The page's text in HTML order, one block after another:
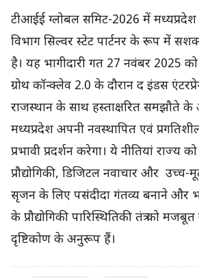
टीआईई ग्लोबल समिट-2026 में मध्यप्रदेश
विभाग सिल्वर स्टेट पार्टनर के रूप में
है। यह भागीदारी गत 27 नवंबर 2025
ग्रोथ कॉन्क्लेव 2.0 के दौरान द इंडस
राजस्थान के साथ हस्ताक्षरित समझौते
मध्यप्रदेश अपनी नवस्थापित एवं
प्रभावी प्रदर्शन करेगा। ये नीतियां राज्य
प्रौद्योगिकी, डिजिटल नवाचार और उच्च-
सृजन के लिए पसंदीदा गंतव्य बनाने और
के प्रौद्योगिकी पारिस्थितिकी तंत्र को
दृष्टिकोण के अनुरूप हैं।